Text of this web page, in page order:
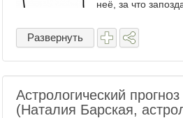
неё, за что
рамках борьбы с
светлого образа, ...
Развернуть
Астрологический
(Наталия Барская,